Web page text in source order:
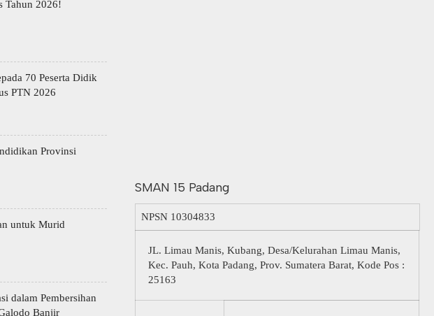
Tahun 2026!
70 Peserta Didik
PTN 2026
Provinsi
untuk Murid
dalam Pembersihan
Banjir
SMAN 15 Padang
NPSN 10304833
JL. Limau Manis, Kubang, Desa/Kelurahan Limau Manis,
Kec. Pauh, Kota Padang, Prov. Sumatera Barat, Kode Pos :
25163